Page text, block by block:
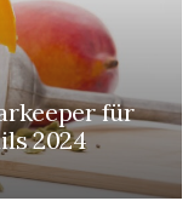
für
2024